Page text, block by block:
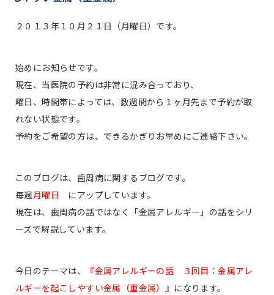
２０１３年１０月２１日（月曜日）です。
始めにお知らせです。
現在、当医院の予約は非常に混み合っており、
曜日、時間帯によっては、数週間から１ヶ月先まで予約が取
れない状態です。
予約をご希望の方は、できるかぎりお早めにご連絡下さい。
このブログは、歯周病に関するブログです。
毎週月曜日
にアップしています。
現在は、歯周病の話ではなく「金属アレルギー」の話をシリ
ーズで解説しています。
今日のテーマは、
『金属アレルギーの話 ３回目：金属アレ
ルギーを起こしやすい金属（重金属）』 になります。